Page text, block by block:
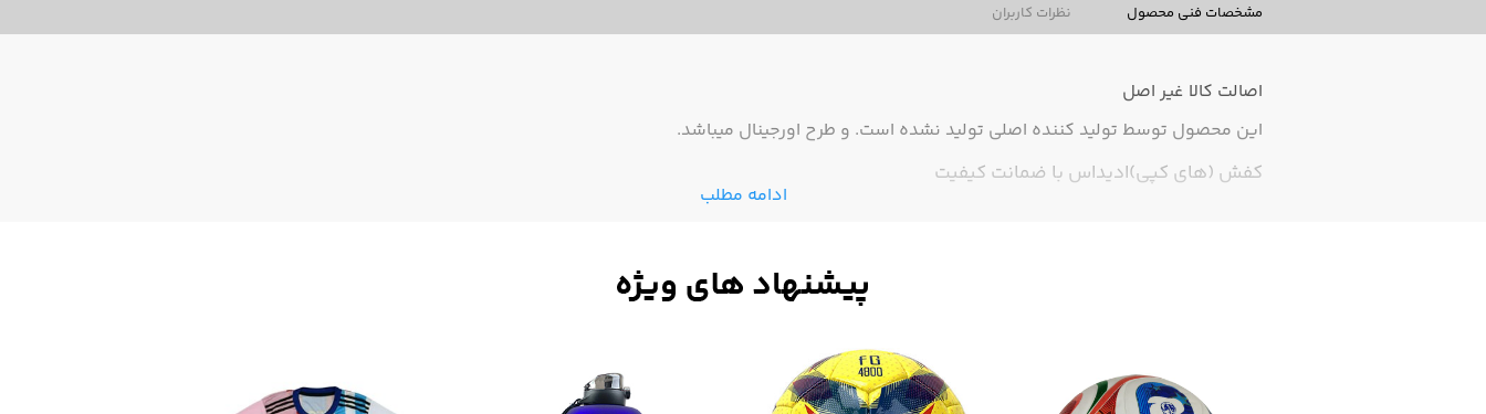
مشخصات فنی محصول نظرات کاربران
اصالت کالا غیر اصل
این محصول توسط تولید کننده اصلی تولید نشده است. و طرح اورجینال میباشد.
کفش (های کپی)ادیداس با ضمانت کیفیت
ادامه مطلب